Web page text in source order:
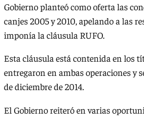
Gobierno planteó como oferta las
canjes 2005 y 2010, apelando a las
imponía la cláusula RUFO.
Esta cláusula está contenida en los
entregaron en ambas operaciones y
de diciembre de 2014.
El Gobierno reiteró en varias